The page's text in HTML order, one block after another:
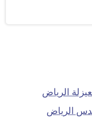
الرياض
الرياض